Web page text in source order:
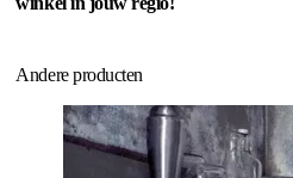
Andere producten